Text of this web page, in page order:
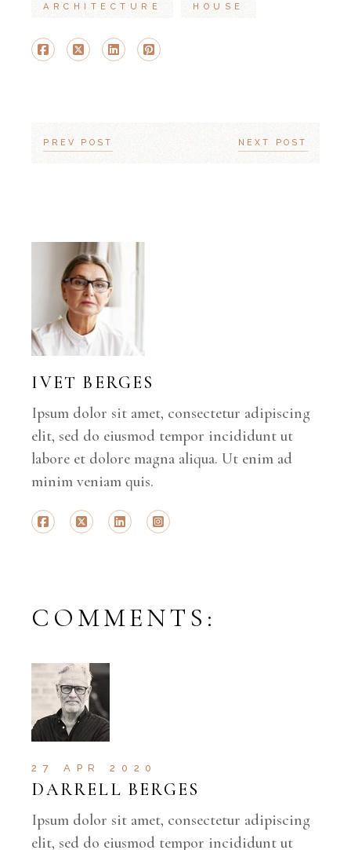
ARCHITECTURE HOUSE
PREV POST NEXT POST
IVET BERGES
Ipsum dolor sit amet, consectetur adipiscing
elit, sed do eiusmod tempor incididunt ut
labore et dolore magna aliqua. Ut enim ad
minim veniam quis.
COMMENTS:
27 APR 2020
DARRELL BERGES
Ipsum dolor sit amet, consectetur adipiscing
elit, sed do eiusmod tempor incididunt ut